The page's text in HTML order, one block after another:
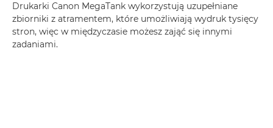
Drukarki Canon MegaTank wykorzystują uzupełniane
zbiorniki z atramentem, które umożliwiają wydruk tysięcy
stron, więc w międzyczasie możesz zająć się innymi
zadaniami.